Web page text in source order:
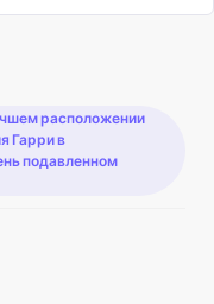
расположении
Гарри в
подавленном